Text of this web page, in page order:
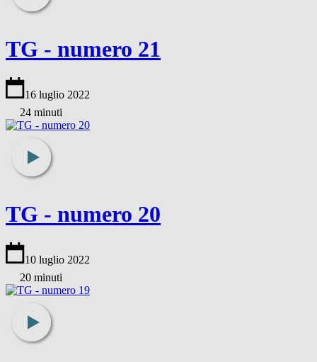
TG - numero 21
16 luglio 2022
24 minuti
TG - numero 20
10 luglio 2022
20 minuti